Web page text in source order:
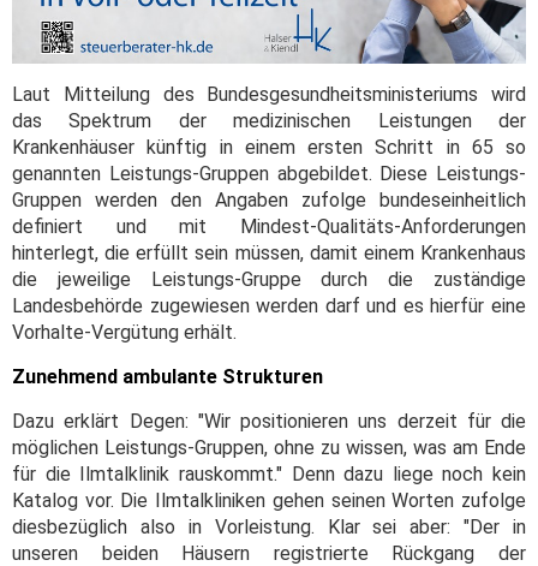
Laut Mitteilung des Bundesgesundheitsministeriums wird
das Spektrum der medizinischen Leistungen der
Krankenhäuser künftig in einem ersten Schritt in 65 so
genannten Leistungs-Gruppen abgebildet. Diese Leistungs-
Gruppen werden den Angaben zufolge bundeseinheitlich
definiert und mit Mindest-Qualitäts-Anforderungen
hinterlegt, die erfüllt sein müssen, damit einem Krankenhaus
die jeweilige Leistungs-Gruppe durch die zuständige
Landesbehörde zugewiesen werden darf und es hierfür eine
Vorhalte-Vergütung erhält.
Zunehmend ambulante Strukturen
Dazu erklärt Degen: "Wir positionieren uns derzeit für die
möglichen Leistungs-Gruppen, ohne zu wissen, was am Ende
für die Ilmtalklinik rauskommt." Denn dazu liege noch kein
Katalog vor. Die Ilmtalkliniken gehen seinen Worten zufolge
diesbezüglich also in Vorleistung. Klar sei aber: "Der in
unseren beiden Häusern registrierte Rückgang der